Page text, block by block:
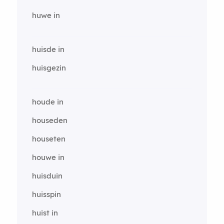
huwe in
huisde in
huisgezin
houde in
houseden
houseten
houwe in
huisduin
huisspin
huist in